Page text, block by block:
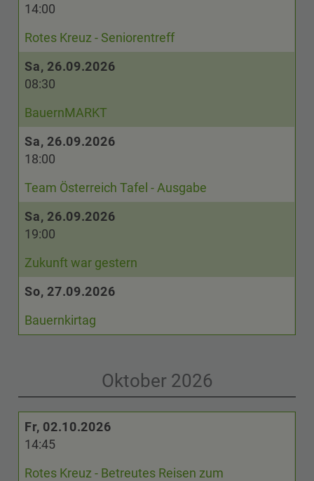
14:00
Rotes Kreuz - Seniorentreff
Sa, 26.09.2026
08:30
BauernMARKT
Sa, 26.09.2026
18:00
Team Österreich Tafel - Ausgabe
Sa, 26.09.2026
19:00
Zukunft war gestern
So, 27.09.2026
Bauernkirtag
Oktober 2026
Fr, 02.10.2026
14:45
Rotes Kreuz - Betreutes Reisen zum